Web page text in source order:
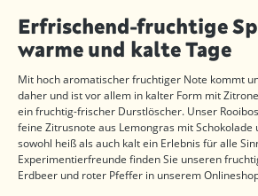
Erfrischend-fruchtige
warme und kalte Tage
Mit hoch aromatischer fruchtiger Note kommt
daher und ist vor allem in kalter Form mit
ein fruchtig-frischer Durstlöscher. Unser
feine Zitrusnote aus Lemongras mit Schokolade
sowohl heiß als auch kalt ein Erlebnis für alle
Experimentierfreunde finden Sie unseren
Erdbeer und roter Pfeffer in unserem